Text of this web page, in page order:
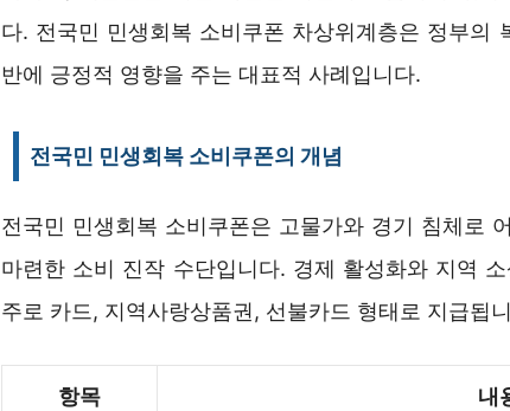
다. 전국민 민생회복 소비쿠폰 차상위계층은 정부의
반에 긍정적 영향을 주는 대표적 사례입니다.
전국민 민생회복 소비쿠폰의 개념
전국민 민생회복 소비쿠폰은 고물가와 경기 침체로
마련한 소비 진작 수단입니다. 경제 활성화와 지역
주로 카드, 지역사랑상품권, 선불카드 형태로 지급됩
항목 내